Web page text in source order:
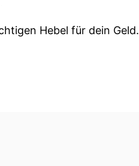
Hebel für dein Geld.